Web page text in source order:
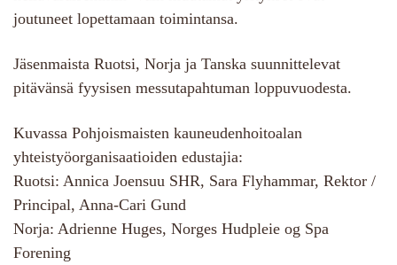
joutuneet lopettamaan toimintansa.
Jäsenmaista Ruotsi, Norja ja Tanska suunnittelevat
pitävänsä fyysisen messutapahtuman loppuvuodesta.
Kuvassa Pohjoismaisten kauneudenhoitoalan
yhteistyöorganisaatioiden edustajia:
Ruotsi: Annica Joensuu SHR, Sara Flyhammar, Rektor /
Principal, Anna-Cari Gund
Norja: Adrienne Huges, Norges Hudpleie og Spa
Forening